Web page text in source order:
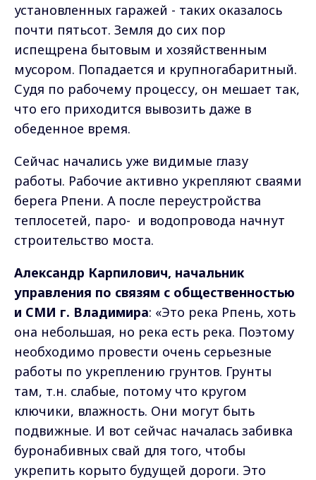
установленных гаражей - таких оказалось
почти пятьсот. Земля до сих пор
испещрена бытовым и хозяйственным
мусором. Попадается и крупногабаритный.
Судя по рабочему процессу, он мешает так,
что его приходится вывозить даже в
обеденное время.
Сейчас начались уже видимые глазу
работы. Рабочие активно укрепляют сваями
берега Рпени. А после переустройства
теплосетей, паро- и водопровода начнут
строительство моста.
Александр Карпилович, начальник
управления по связям с общественностью
и СМИ г. Владимира: «Это река Рпень, хоть
она небольшая, но река есть река. Поэтому
необходимо провести очень серьезные
работы по укреплению грунтов. Грунты
там, т.н. слабые, потому что кругом
ключики, влажность. Они могут быть
подвижные. И вот сейчас началась забивка
буронабивных свай для того, чтобы
укрепить корыто будущей дороги. Это